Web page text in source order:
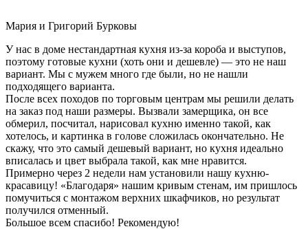
Мария и Григорий Бурковы
У нас в доме нестандартная кухня из-за короба и выступов,
поэтому готовые кухни (хоть они и дешевле) — это не наш
вариант. Мы с мужем много где были, но не нашли
подходящего варианта.
После всех походов по торговым центрам мы решили делать
на заказ под наши размеры. Вызвали замерщика, он все
обмерил, посчитал, нарисовал кухню именно такой, как
хотелось, и картинка в голове сложилась окончательно. Не
скажу, что это самый дешевый вариант, но кухня идеально
вписалась и цвет выбрала такой, как мне нравится.
Примерно через 2 недели нам установили нашу кухню-
красавицу! «Благодаря» нашим кривым стенам, им пришлось
помучиться с монтажом верхних шкафчиков, но результат
получился отменный.
Большое всем спасибо! Рекомендую!